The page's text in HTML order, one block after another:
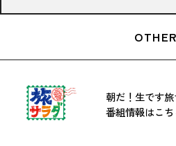
OTHER
朝だ！生です
番組情報はこち